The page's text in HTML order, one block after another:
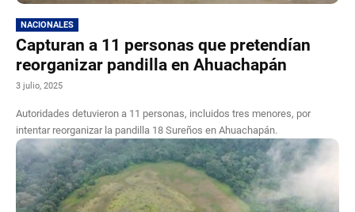
NACIONALES
Capturan a 11 personas que pretendían
reorganizar pandilla en Ahuachapán
3 julio, 2025
Autoridades detuvieron a 11 personas, incluidos tres menores, por
intentar reorganizar la pandilla 18 Sureños en Ahuachapán.